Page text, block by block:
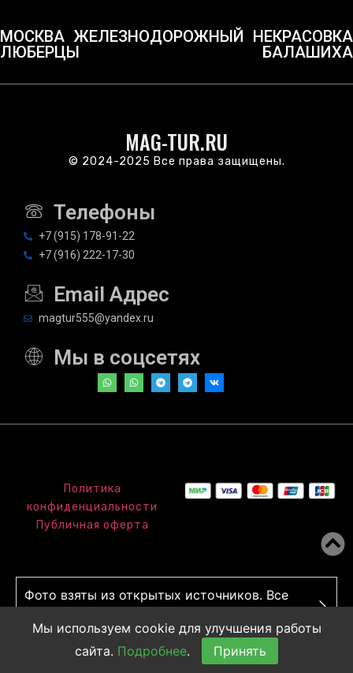
Мы используем cookie для улучшения работы
сайта. Подробнее. Принять
МОСКВА ЖЕЛЕЗНОДОРОЖНЫЙ НЕКРАСОВКА
ЛЮБЕРЦЫ
БАЛАШИХА
MAG-TUR.RU
© 2024-2025 Все права защищены.
Телефоны
+7 (915) 178-91-22
+7 (916) 222-17-30
Email Адрес
magtur555@yandex.ru
Мы в соцсетях
Политика
конфиденциальности
Публичная оферта
Фото взяты из открытых источников. Все